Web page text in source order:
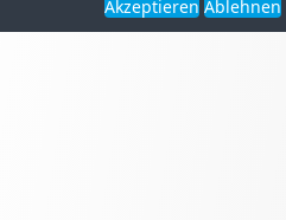
Akzeptieren Ablehnen